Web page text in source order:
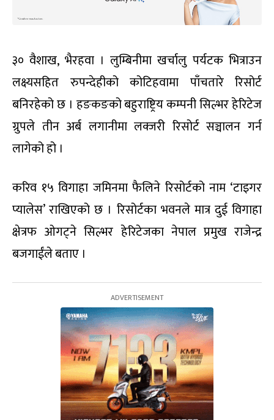
३० वैशाख, भैरहवा । लुम्बिनीमा खर्चालु पर्यटक भित्राउन
लक्ष्यसहित रुपन्देहीको कोटिहवामा पाँचतारे रिसोर्ट
बनिरहेको छ । हङकङको बहुराष्ट्रिय कम्पनी सिल्भर हेरिटेज
ग्रुपले तीन अर्ब लगानीमा लक्जरी रिसोर्ट सञ्चालन गर्न
लागेको हो ।
करिव १५ विगाहा जमिनमा फैलिने रिसोर्टको नाम ‘टाइगर
प्यालेस’ राखिएको छ । रिसोर्टका भवनले मात्र दुई विगाहा
क्षेत्रफ ओगट्ने सिल्भर हेरिटेजका नेपाल प्रमुख राजेन्द्र
बजगाईंले बताए ।